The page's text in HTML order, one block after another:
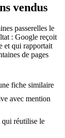
vendus
passerelles le
: Google reçoit
et qui rapportait
de pages
fiche similaire
avec mention
réutilise le